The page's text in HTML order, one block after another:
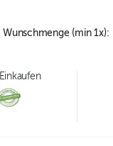
Wunschmenge (min1x):